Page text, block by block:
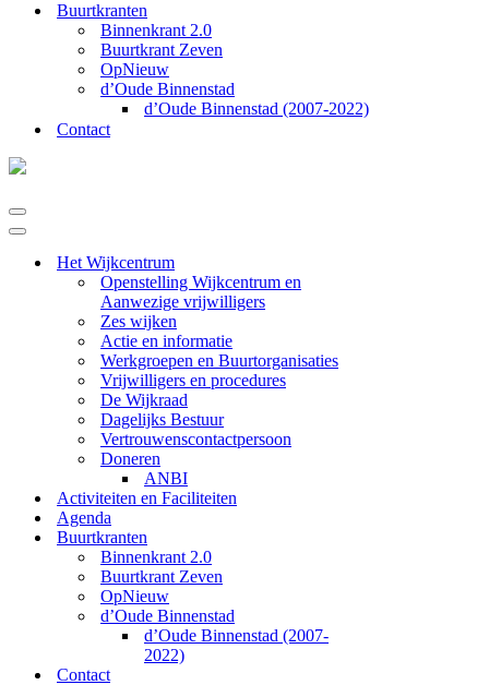
Buurtkranten
Binnenkrant 2.0
Buurtkrant Zeven
OpNieuw
d’Oude Binnenstad
d’Oude Binnenstad (2007-2022)
Contact
Navigatie
Menu
Navigatie
Het Wijkcentrum
Openstelling Wijkcentrum en
Aanwezige vrijwilligers
Zes wijken
Actie en informatie
Werkgroepen en Buurtorganisaties
Vrijwilligers en procedures
De Wijkraad
Dagelijks Bestuur
Vertrouwenscontactpersoon
Doneren
ANBI
Activiteiten en Faciliteiten
Agenda
Buurtkranten
Binnenkrant 2.0
Buurtkrant Zeven
OpNieuw
d’Oude Binnenstad
d’Oude Binnenstad (2007-
2022)
Contact